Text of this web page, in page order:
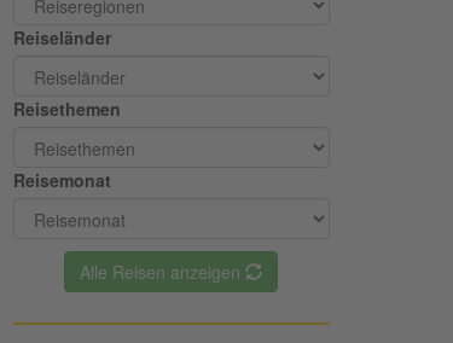
Reiseländer
Reisethemen
Reisemonat
Alle Reisen anzeigen